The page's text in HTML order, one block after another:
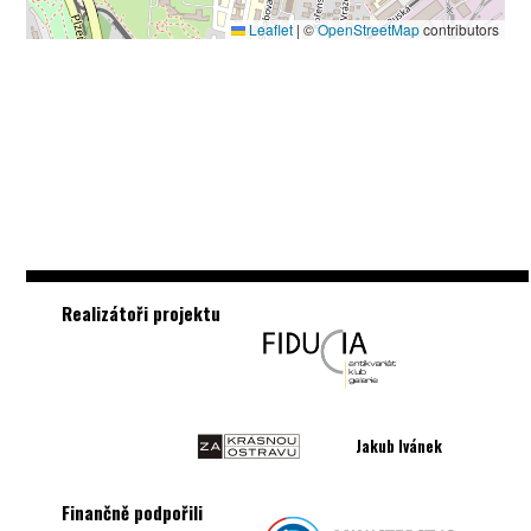
Leaflet | ©OpenStreetMapcontributors
Realizátoři projektu
Jakub Ivánek
Finančně podpořili